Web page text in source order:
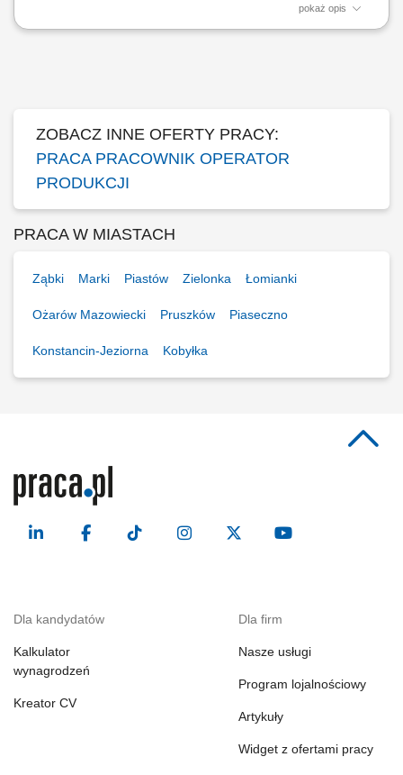
pokaż opis
Opis stanowiska: Wykonywanie prac związanych z bieżącą produkcją;
ZOBACZ INNE OFERTY PRACY:
PRACA PRACOWNIK OPERATOR
PRODUKCJI
PRACA W MIASTACH
Ząbki Marki Piastów Zielonka Łomianki
Ożarów Mazowiecki Pruszków Piaseczno
Konstancin-Jeziorna Kobyłka
Dla kandydatów
Kalkulator
wynagrodzeń
Kreator CV
Dla firm
Nasze usługi
Program lojalnościowy
Artykuły
Widget z ofertami pracy